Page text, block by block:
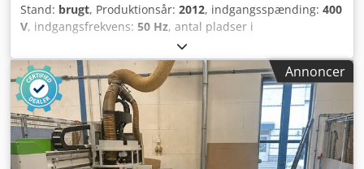
Stand: brugt, Produktionsår: 2012, indgangsspænding: 400
V, indgangsfrekvens: 50 Hz, antal pladser i
, Udstyr:CE-mærkning
1836 G FT CNC-bearbejdningscenter Beskrivelse (På trods
af vores største omhu kan der forekomme ændringer, fejl i
tekniske data, priser og alle oplysninger (trykfejl). Ingen
garanti for trykte data! Tilgængelighed afhænger af
tidligere salg). (Selv med den største omhu forbeholdes
retten til ændringer, fejl i tekniske data, priser og alle
oplysninger (tastefejl). Ingen garanti for trykte data!
Annoncer